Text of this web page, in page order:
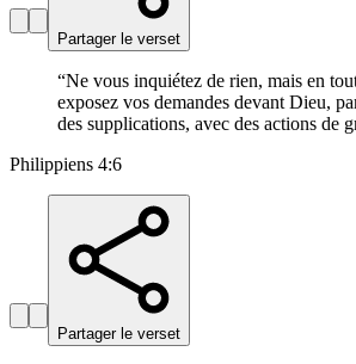
Partager le verset
“Ne vous inquiétez de rien, mais en
exposez vos demandes devant Dieu,
des supplications, avec des actions de
Philippiens 4:6
Partager le verset